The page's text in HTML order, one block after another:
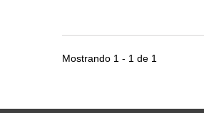
Mostrando 1 - 1 de 1